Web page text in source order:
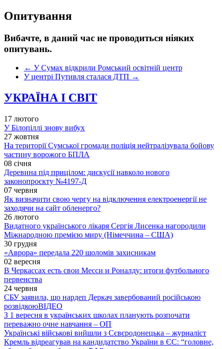
Опитування
Вибачте, в даний час не проводиться ніяких
опитувань.
← У Сумах відкрили Ромський освітній центр
У центрі Путивля сталася ДТП →
УКРАЇНА І СВІТ
17 лютого
У Білопіллі знову вибух
27 жовтня
На території Сумської громади поліція нейтралізувала бойову
частину ворожого БПЛА
08 січня
Деревина під прицілом: дискусії навколо нового
законопроєкту №4197-Д
07 червня
Як визначити свою чергу на відключення електроенергії не
заходячи на сайт обленерго?
26 лютого
Видатного українського лікаря Сергія Лисенка нагородили
Міжнародною премією миру (Німеччина – США)
30 грудня
«Аврора» передала 220 шоломів захисникам
02 вересня
В Черкассах есть свои Месси и Роналду: итоги футбольного
первенства
24 червня
СБУ заявила, що нардеп Деркач завербований російською
розвідкоюВІДЕО
З 1 вересня в українських школах планують розпочати
переважно очне навчання – ОП
Українські військові вийшли з Сєвєродонецька – журналіст
Кремль відреагував на кандидатство України в ЄС: “головне,